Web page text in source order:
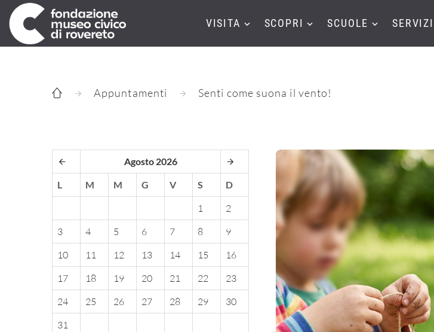
VISITA SCOPRI SCUOLE SERVIZI
Appuntamenti Senti come suona il vento!
Agosto 2026
L M M G V S D
1
2
3
4 5 6 7 8
9
10
11 12 13 14 15
16
17
18 19 20 21 22
23
24
25 26 27 28 29
30
31